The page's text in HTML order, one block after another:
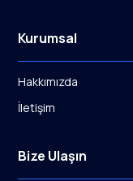
Kurumsal
Hakkımızda
İletişim
Bize Ulaşın